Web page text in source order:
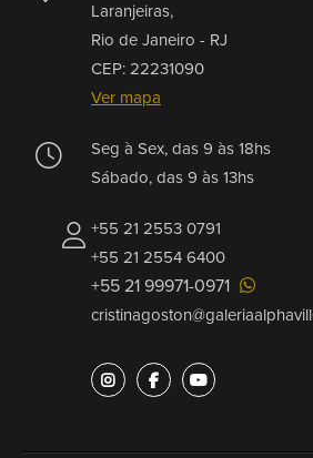
Laranjeiras,
Rio de Janeiro - RJ
CEP: 22231090
Ver mapa
Seg à Sex, das 9 às 18hs
Sábado, das 9 às 13hs
+55 21 2553 0791
+55 21 2554 6400
+55 21 99971-0971